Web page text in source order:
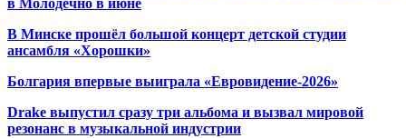
в Молодечно в июне
В Минске прошёл большой концерт детской студии
ансамбля «Хорошки»
Болгария впервые выиграла «Евровидение-2026»
Drake выпустил сразу три альбома и вызвал мировой
резонанс в музыкальной индустрии